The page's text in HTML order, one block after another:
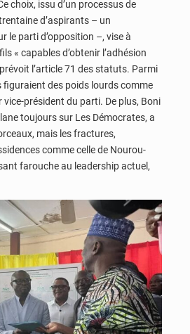
choix, issu d’un processus de
d’aspirants – un
le parti d’opposition –, vise à
« capables d’obtenir l’adhésion
l’article 71 des statuts. Parmi
figuraient des poids lourds comme
vice-président du parti. De plus, Boni
toujours sur Les Démocrates, a
mais les fractures,
comme celle de Nourou-
farouche au leadership actuel,